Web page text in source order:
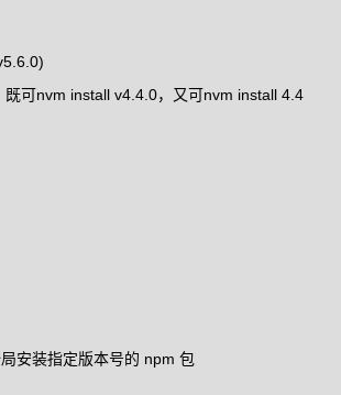
可nvm install v4.4.0，又可nvm install 4.4
安装指定版本号的 npm 包